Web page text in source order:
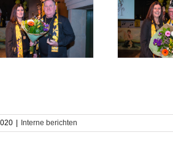
Interne berichten